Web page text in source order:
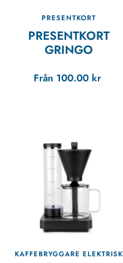
PRESENTKORT
PRESENTKORT
GRINGO
Från 100.00 kr
KAFFEBRYGGARE ELEKTRISK